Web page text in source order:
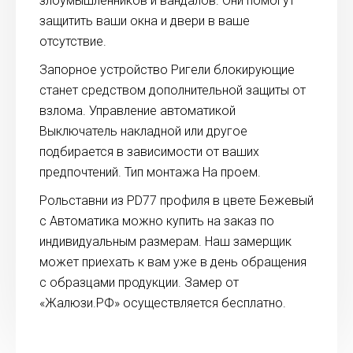
защитить ваши окна и двери в ваше
отсутствие.
Запорное устройство Ригели блокирующие
станет средством дополнительной защиты от
взлома. Управление автоматикой
Выключатель накладной или другое
подбирается в зависимости от ваших
предпочтений. Тип монтажа На проем.
Рольставни из PD77 профиля в цвете Бежевый
с Автоматика можно купить на заказ по
индивидуальным размерам. Наш замерщик
может приехать к вам уже в день обращения
с образцами продукции. Замер от
«Жалюзи.РФ» осуществляется бесплатно.